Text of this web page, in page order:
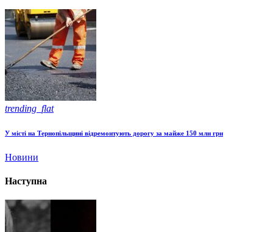
trending_flat
У місті на Тернопільщині відремонтують дорогу за майже 150 млн грн
Новини
Наступна